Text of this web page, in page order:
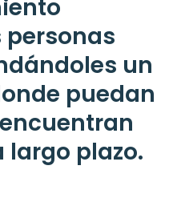
un
puedan
largo plazo.